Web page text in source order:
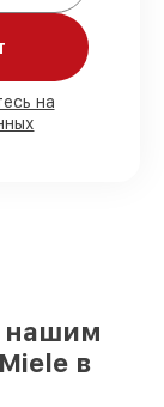
на
нашим
в